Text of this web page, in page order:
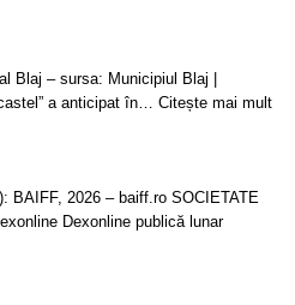
Blaj – sursa: Municipiul Blaj |
a anticipat în… Citește mai mult
BAIFF, 2026 – baiff.ro SOCIETATE
Dexonline publică lunar